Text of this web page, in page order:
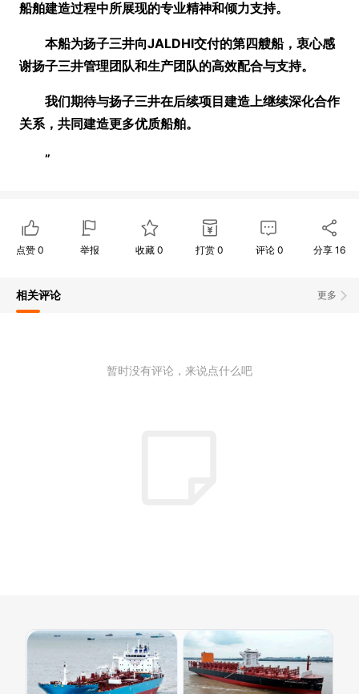
船舶建造过程中所展现的专业精神和倾力支持。
本船为扬子三井向JALDHI交付的第四艘船，衷心感
谢扬子三井管理团队和生产团队的高效配合与支持。
我们期待与扬子三井在后续项目建造上继续深化合作
关系，共同建造更多优质船舶。
”
点赞 0 举报 收藏0 打赏 0 评论 0 分享 16
更多
相关评论
暂时没有评论，来说点什么吧